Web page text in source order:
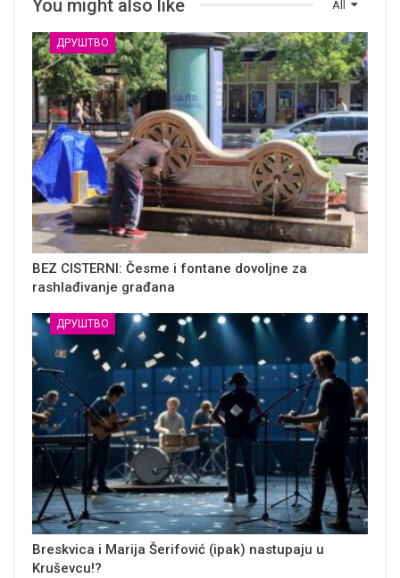
All
You might also like
ДРУШТВО
BEZ CISTERNI: Česme i fontane dovoljne za
rashlađivanje građana
ДРУШТВО
Breskvica i Marija Šerifović (ipak) nastupaju u
Kruševcu!?